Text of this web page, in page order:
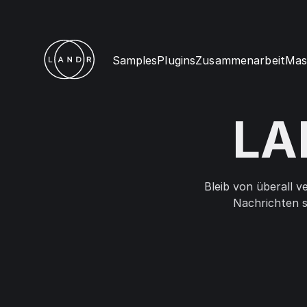
SamplesPluginsZusammenarbeit
Bleib von überall
Nachrichten